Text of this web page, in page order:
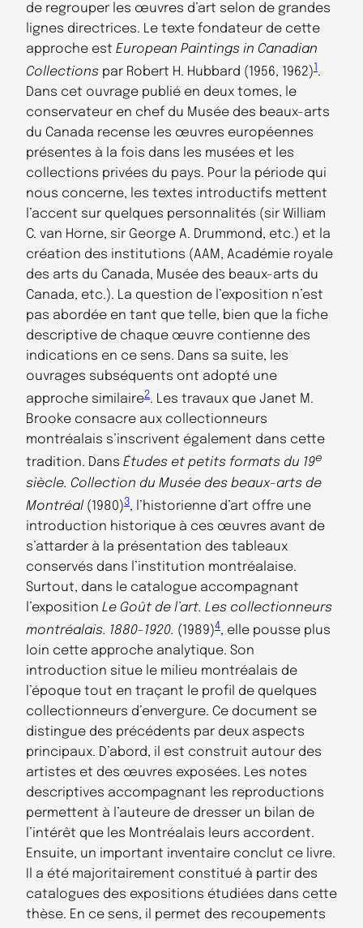
de regrouper les œuvres d’art selon de grandes
lignes directrices. Le texte fondateur de cette
approche est European Paintings in Canadian
Collections par Robert H. Hubbard (1956, 1962)1 .
Dans cet ouvrage publié en deux tomes, le
conservateur en chef du Musée des beaux-arts
du Canada recense les œuvres européennes
présentes à la fois dans les musées et les
collections privées du pays. Pour la période qui
nous concerne, les textes introductifs mettent
l’accent sur quelques personnalités (sir William
C. van Horne, sir George A. Drummond, etc.) et la
création des institutions (AAM, Académie royale
des arts du Canada, Musée des beaux-arts du
Canada, etc.). La question de l’exposition n’est
pas abordée en tant que telle, bien que la fiche
descriptive de chaque œuvre contienne des
indications en ce sens. Dans sa suite, les
ouvrages subséquents ont adopté une
approche similaire2. Les travaux que Janet M.
Brooke consacre aux collectionneurs
montréalais s’inscrivent également dans cette
tradition. Dans Études et petits formats du 19e
siècle. Collection du Musée des beaux-arts de
Montréal (1980)3, l’historienne d’art offre une
introduction historique à ces œuvres avant de
s’attarder à la présentation des tableaux
conservés dans l’institution montréalaise.
Surtout, dans le catalogue accompagnant
l’exposition Le Goût de l’art. Les collectionneurs
montréalais. 1880-1920. (1989)4, elle pousse plus
loin cette approche analytique. Son
introduction situe le milieu montréalais de
l’époque tout en traçant le profil de quelques
collectionneurs d’envergure. Ce document se
distingue des précédents par deux aspects
principaux. D’abord, il est construit autour des
artistes et des œuvres exposées. Les notes
descriptives accompagnant les reproductions
permettent à l’auteure de dresser un bilan de
l’intérêt que les Montréalais leurs accordent.
Ensuite, un important inventaire conclut ce livre.
Il a été majoritairement constitué à partir des
catalogues des expositions étudiées dans cette
thèse. En ce sens, il permet des recoupements